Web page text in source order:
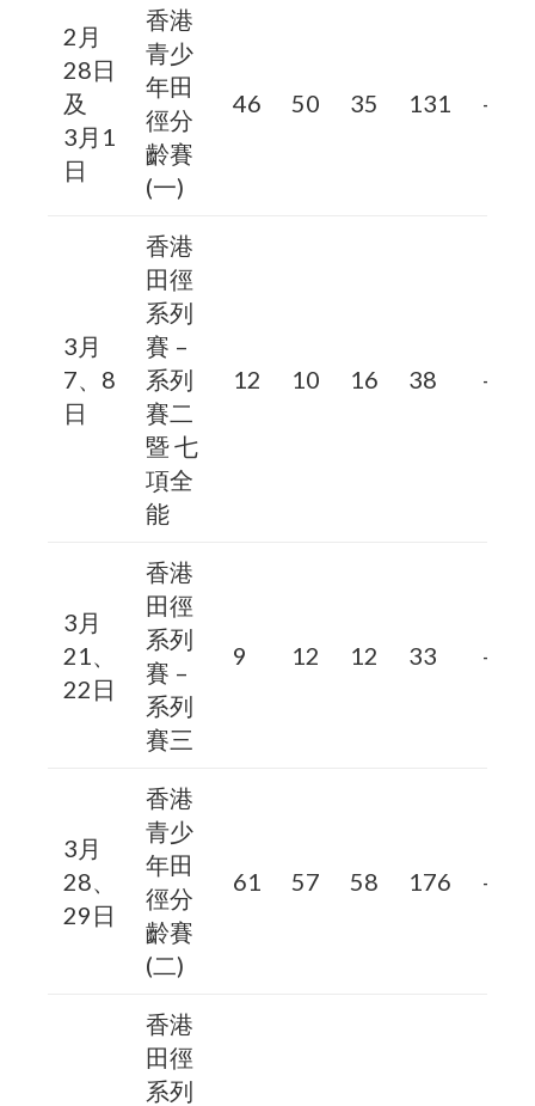
2月
28日
及
3月1
日
香港
青少
年田
徑分
齡賽
(一)
46 50 35 131 –
3月
7、8
日
香港
田徑
系列
賽 –
系列
賽二
暨 七
項全
能
12 10 16 38 –
3月
21、
22日
香港
田徑
系列
賽 –
系列
賽三
9 12 12 33 –
3月
28、
29日
香港
青少
年田
徑分
齡賽
(二)
61 57 58 176 –
香港
田徑
系列